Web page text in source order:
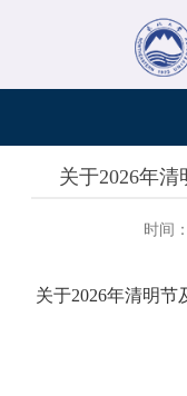
关于2026年
时间
关于2026年清明节